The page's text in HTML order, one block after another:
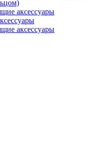
аксессуары
аксессуары